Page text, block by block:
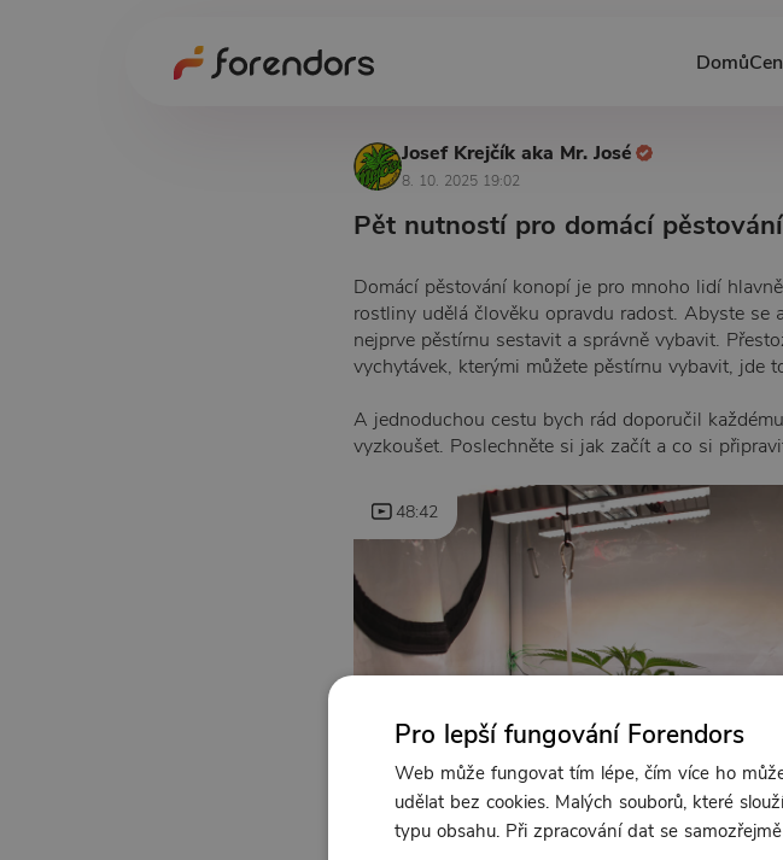
Domů
Josef Krejčík aka Mr. José
8. 10. 2025 19:02
Pět nutností pro domácí pěstování
Domácí pěstování konopí je pro mnoho lidí
rostliny udělá člověku opravdu radost. Abyste
nejprve pěstírnu sestavit a správně vybavit.
vychytávek, kterými můžete pěstírnu vybavit, jde
A jednoduchou cestu bych rád doporučil
vyzkoušet. Poslechněte si jak začít a co si
48:42
Pro lepší fungování Forendors
Web může fungovat tím lépe, čím více ho
udělat bez cookies. Malých souborů, které
typu obsahu. Při zpracování dat se